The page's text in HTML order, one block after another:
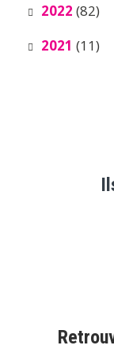
2022 (82)
2021 (11)